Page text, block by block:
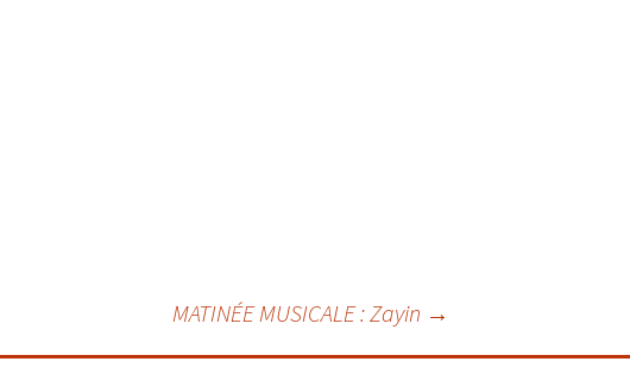
MATINÉE MUSICALE : Zayin →